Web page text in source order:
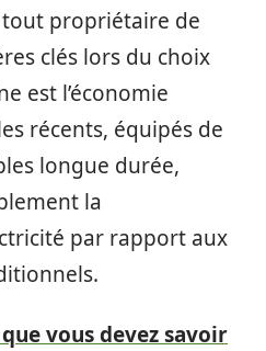
propriétaire de
clés lors du choix
est l’économie
récents, équipés de
longue durée,
la
par rapport aux
vous devez savoir